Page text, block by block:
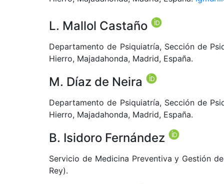
L. Mallol Castaño
Departamento de Psiquiatría, Sección de
Hierro, Majadahonda, Madrid, España.
M. Díaz de Neira
Departamento de Psiquiatría, Sección de
Hierro, Majadahonda, Madrid, España.
B. Isidoro Fernández
Servicio de Medicina Preventiva y Gestión
Rey).